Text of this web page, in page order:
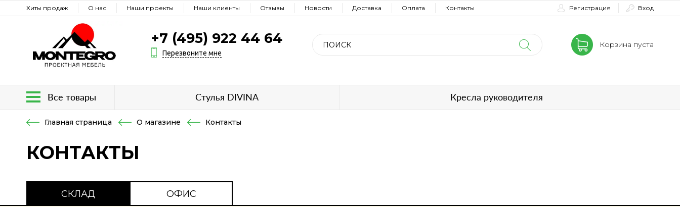
Хиты продаж О нас Наши проекты Наши клиенты Отзывы Новости Доставка Оплата Контакты Регистрация Вход
+7 (495) 922 44 64
Перезвоните мне
Корзина пуста
Все товары Стулья DIVINA Кресла руководителя
Главная страница О магазине Контакты
КОНТАКТЫ
СКЛАД ОФИС